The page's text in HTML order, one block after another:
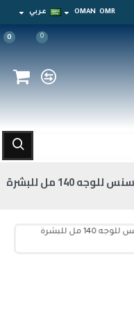
OMR
OMAN عربي
0
0
جومي سو سنيل موكين 95 + بيبتيد إسنس للوجه 140 مل للبشرة